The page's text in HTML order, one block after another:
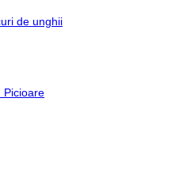
de unghii
Picioare